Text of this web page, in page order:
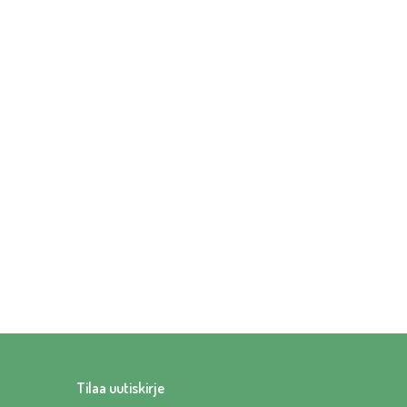
Tilaa uutiskirje